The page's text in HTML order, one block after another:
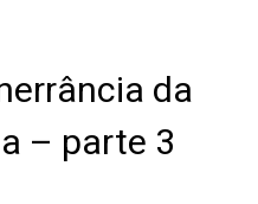
da
– parte 3